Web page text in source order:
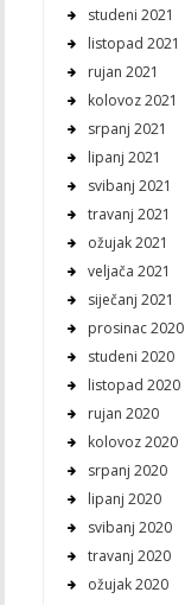
studeni 2021
listopad 2021
rujan 2021
kolovoz 2021
srpanj 2021
lipanj 2021
svibanj 2021
travanj 2021
ožujak 2021
veljača 2021
siječanj 2021
prosinac 2020
studeni 2020
listopad 2020
rujan 2020
kolovoz 2020
srpanj 2020
lipanj 2020
svibanj 2020
travanj 2020
ožujak 2020